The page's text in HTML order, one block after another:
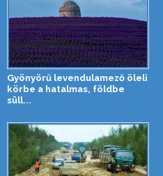
Gyönyörű levendulamező öleli
körbe a hatalmas, földbe
süll...